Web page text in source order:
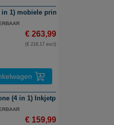
in 1) mobiele printer | A4 | kleur |
€ 263,99
(€ 218,17 excl)
(4 in 1) Inkjetprinter | A4 | kleur |
€ 159,99